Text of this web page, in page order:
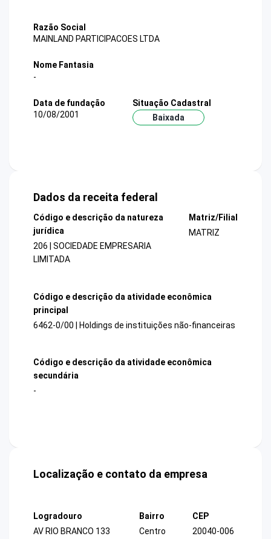
Razão Social
MAINLAND PARTICIPACOES LTDA
Nome Fantasia
-
Data de fundação
10/08/2001
Situação Cadastral
Baixada
Dados da receita federal
Código e descrição da natureza
jurídica
206 | SOCIEDADE EMPRESARIA
LIMITADA
Matriz/Filial
MATRIZ
Código e descrição da atividade econômica
principal
6462-0/00 | Holdings de instituições não-financeiras
Código e descrição da atividade econômica
secundária
-
Localização e contato da empresa
Logradouro
AV RIO BRANCO 133
Bairro
Centro
CEP
20040-006